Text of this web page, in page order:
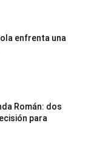
enfrenta una
Román: dos
para